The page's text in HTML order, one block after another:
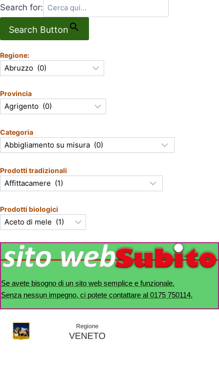
Search for:
Search Button
Regione:
Provincia
Categoria
Prodotti tradizionali
Prodotti biologici
Se avete bisogno di un sito web semplice e funzionale.
Senza nessun impegno, ci potete contattare al 0175 750114.